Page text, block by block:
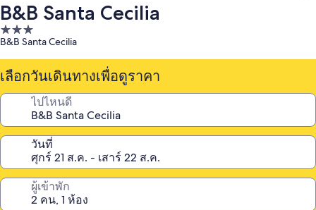
B&B Santa Cecilia
ที่พัก
3.0
B&B Santa Cecilia
เลือกวันเดินทางเพื่อดูราคา
ไปไหนดี
วันที่
ผู้เข้าพัก